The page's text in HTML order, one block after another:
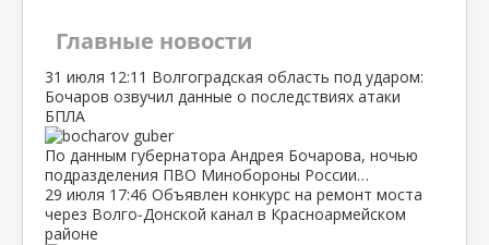
Главные новости
31 июля 12:11 Волгоградская область под ударом:
Бочаров озвучил данные о последствиях атаки
БПЛА
По данным губернатора Андрея Бочарова, ночью
подразделения ПВО Минобороны России…
29 июля 17:46 Объявлен конкурс на ремонт моста
через Волго‑Донской канал в Красноармейском
районе